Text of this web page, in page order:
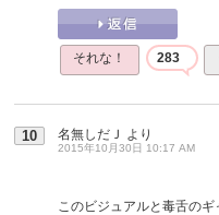
それな！ 283
10 名無しだＪ より
2015年10月30日 10:17 AM
このビジュアルと毒舌のギ